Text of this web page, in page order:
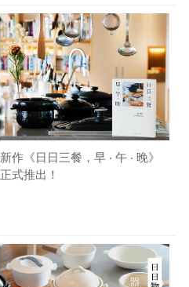
新作《日日三餐，早 ‧ 午 ‧ 晚》
正式推出！